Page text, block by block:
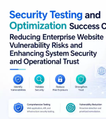
成功案例
新闻与活动
博客
关于凝新